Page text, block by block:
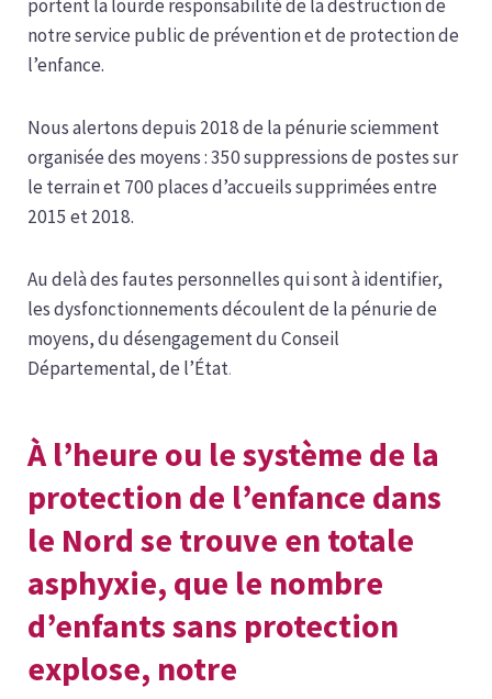
portent la lourde responsabilité de la destruction de
notre service public de prévention et de protection de
l’enfance.
Nous alertons depuis 2018 de la pénurie sciemment
organisée des moyens : 350 suppressions de postes sur
le terrain et 700 places d’accueils supprimées entre
2015 et 2018.
Au delà des fautes personnelles qui sont à identifier,
les dysfonctionnements découlent de la pénurie de
moyens, du désengagement du Conseil
Départemental, de l’État.
À l’heure ou le système de la
protection de l’enfance dans
le Nord se trouve en totale
asphyxie, que le nombre
d’enfants sans protection
explose, notre